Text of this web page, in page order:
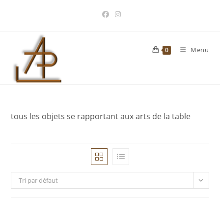
0 Menu
tous les objets se rapportant aux arts de la table
Tri par défaut